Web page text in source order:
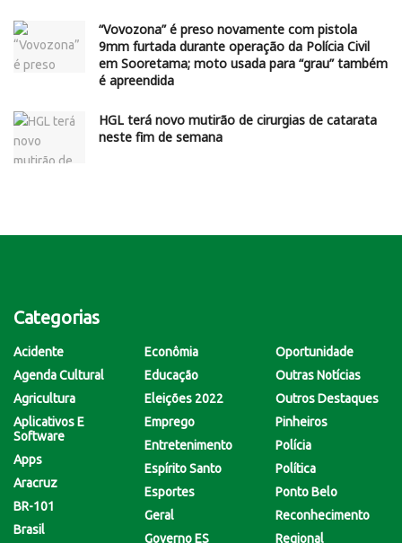
“Vovozona” é preso novamente com pistola
9mm furtada durante operação da Polícia Civil
em Sooretama; moto usada para “grau” também
é apreendida
HGL terá novo mutirão de cirurgias de catarata
neste fim de semana
Categorias
Acidente
Agenda Cultural
Agricultura
Aplicativos E
Software
Apps
Aracruz
BR-101
Brasil
Econômia
Educação
Eleições 2022
Emprego
Entretenimento
Espírito Santo
Esportes
Geral
Governo ES
Oportunidade
Outras Notícias
Outros Destaques
Pinheiros
Polícia
Política
Ponto Belo
Reconhecimento
Regional